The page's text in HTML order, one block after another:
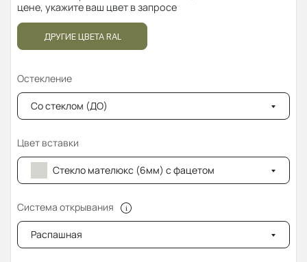
цене, укажите ваш цвет в запросе
ДРУГИЕ ЦВЕТА RAL
Остекление
Со стеклом (ДО)
Цвет вставки
Стекло мателюкс (6мм) с фацетом
Система открывания
Распашная